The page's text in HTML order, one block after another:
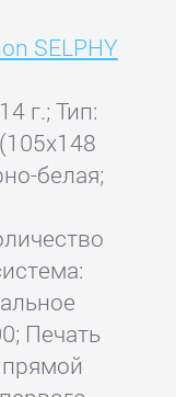
SELPHY
г.; Тип:
белая;
Печать